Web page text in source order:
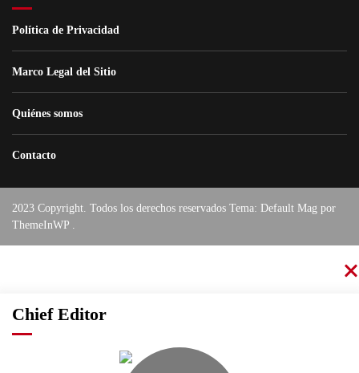
Política de Privacidad
Marco Legal del Sitio
Quiénes somos
Contacto
2023 Copyright. Todos los derechos reservados Tema: Default Mag por
ThemeInWP .
Chief Editor